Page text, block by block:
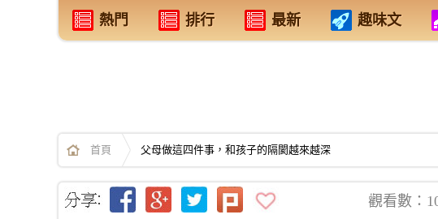
熱門 排行 最新 趣味文
首頁 父母做這四件事，和孩子的隔閡越來越深
觀看數：